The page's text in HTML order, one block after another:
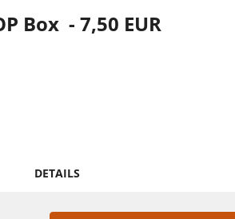
Box - 7,50 EUR
DETAILS